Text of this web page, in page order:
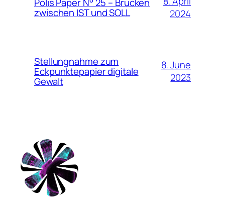
zwischen IST und SOLL
2024
Stellungnahme zum
Eckpunktepapier digitale
Gewalt
8. June
2023